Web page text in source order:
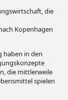
die
Kopenhagen
haben in den
die mittlerweile
spielen